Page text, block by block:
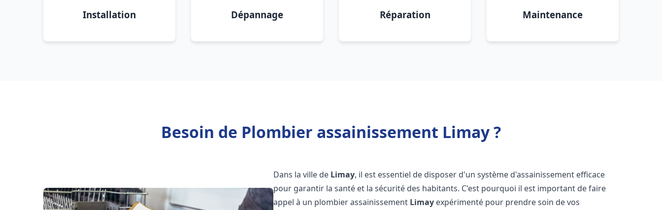
Installation Dépannage Réparation Maintenance
Besoin de Plombier assainissement Limay ?
Dans la ville de Limay, il est essentiel de disposer d'un système d'assainissement efficace
pour garantir la santé et la sécurité des habitants. C'est pourquoi il est important de faire
appel à un plombier assainissement Limay expérimenté pour prendre soin de vos